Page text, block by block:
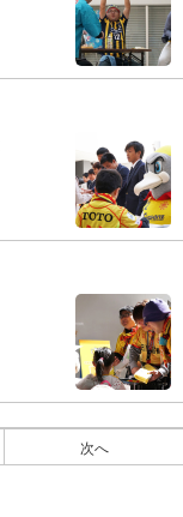
次へ